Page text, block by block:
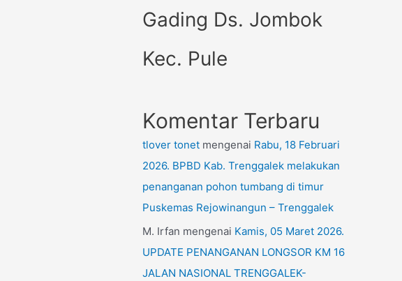
Gading Ds. Jombok
Kec. Pule
Komentar Terbaru
tlover tonet mengenai Rabu, 18 Februari
2026. BPBD Kab. Trenggalek melakukan
penanganan pohon tumbang di timur
Puskemas Rejowinangun – Trenggalek
M. Irfan mengenai Kamis, 05 Maret 2026.
UPDATE PENANGANAN LONGSOR KM 16
JALAN NASIONAL TRENGGALEK-